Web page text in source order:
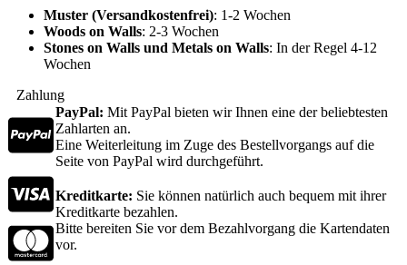
Muster (Versandkostenfrei): 1-2 Wochen
Woods on Walls: 2-3 Wochen
Stones on Walls und Metals on Walls: In der Regel 4-12
Wochen
Zahlung
PayPal: Mit PayPal bieten wir Ihnen eine der beliebtesten
Zahlarten an.
Eine Weiterleitung im Zuge des Bestellvorgangs auf die
Seite von PayPal wird durchgeführt.
Kreditkarte: Sie können natürlich auch bequem mit ihrer
Kreditkarte bezahlen.
Bitte bereiten Sie vor dem Bezahlvorgang die Kartendaten
vor.